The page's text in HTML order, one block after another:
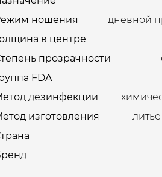
ношения
дневной
в центре
прозрачности
FDA
дезинфекции
изготовления